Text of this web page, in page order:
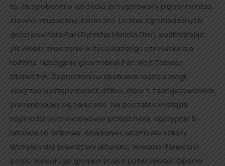
to, że są obecni w ich życiu, przygotowały piękny montaż
słowno-muzyczno-taneczny. Licznie zgromadzonych
gości powitała Pani Dyrektor Mariola Gleń, podkreślając
jak wielkie znaczenie w życiu każdego człowieka ma
rodzina. Następnie głos zabrał Pan Wójt Tomasz
Stolarczyk. Zaproszeni na spotkanie rodzice mogli
obejrzeć występy swoich dzieci, które z zaangażowaniem
prezentowały się na scenie. Na początek wystąpili
najmłodsi wychowankowie przedszkola, następnie 5-
latkowie i 6-latkowie, a na koniec uczniowie szkoły.
Wszyscy dali prawdziwy aktorsko- wokalno-taneczny
popis, wywołując gromkie brawa publiczności. Obecni